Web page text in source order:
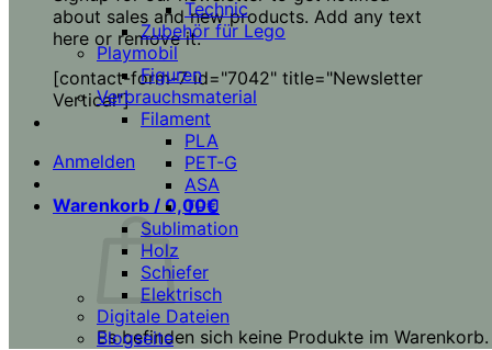
about sales and new products. Add any text
here or remove it.
[contact-form-7 id="7042" title="Newsletter
Vertical"]
Anmelden
Warenkorb / 0,00€
Es befinden sich keine Produkte im Warenkorb.
Technic
Zubehör für Lego
Playmobil
Figuren
Verbrauchsmaterial
Filament
PLA
PET-G
ASA
TPU
Sublimation
Holz
Schiefer
Elektrisch
Digitale Dateien
Blogseite